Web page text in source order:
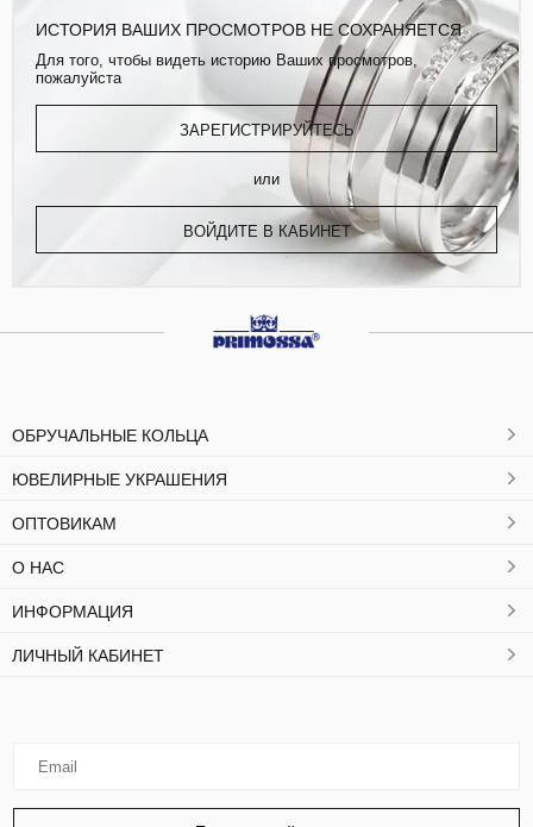
ИСТОРИЯ ВАШИХ ПРОСМОТРОВ НЕ СОХРАНЯЕТСЯ
Для того, чтобы видеть историю Ваших просмотров,
пожалуйста
ЗАРЕГИСТРИРУЙТЕСЬ
или
ВОЙДИТЕ В КАБИНЕТ
ОБРУЧАЛЬНЫЕ КОЛЬЦА
ЮВЕЛИРНЫЕ УКРАШЕНИЯ
ОПТОВИКАМ
О НАС
ИНФОРМАЦИЯ
ЛИЧНЫЙ КАБИНЕТ